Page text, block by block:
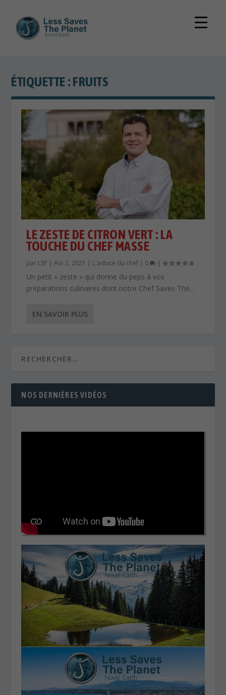
ÉTIQUETTE : FRUITS
LE ZESTE DE CITRON VERT : LA
TOUCHE DU CHEF MASSE
par LSP |Avr 2, 2021 | L'astuce du chef | 0 |
Un petit « zeste » qui donne du peps à vos
préparations culinaires dont notre Chef Saves The...
EN SAVOIR PLUS
NOS DERNIÈRES VIDÉOS